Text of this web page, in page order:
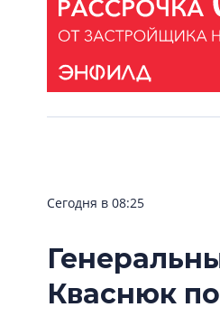
Сегодня в 08:25
Кваснюк